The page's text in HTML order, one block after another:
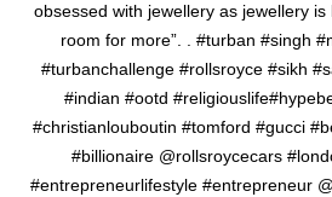
obsessed with jewellery as jewellery
room for more”. . #turban #singh
#turbanchallenge #rollsroyce #sikh
#indian #ootd
#christianlouboutin #tomford #gucci
#billionaire @rollsroycecars
#entrepreneurlifestyle #entrepreneur